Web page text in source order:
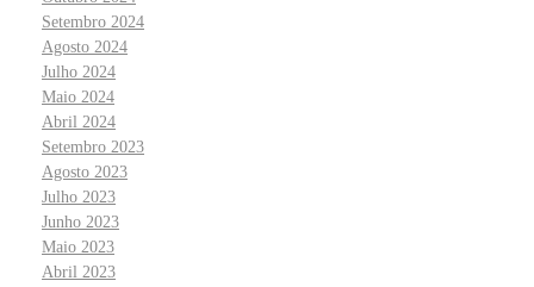
Setembro 2024
Agosto 2024
Julho 2024
Maio 2024
Abril 2024
Setembro 2023
Agosto 2023
Julho 2023
Junho 2023
Maio 2023
Abril 2023